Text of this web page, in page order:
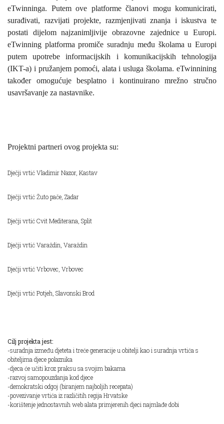
eTwinninga. Putem ove platforme članovi mogu komunicirati,
surađivati, razvijati projekte, razmjenjivati znanja i iskustva te
postati dijelom najzanimljivije obrazovne zajednice u Europi.
eTwinning platforma promiče suradnju među školama u Europi
putem upotrebe informacijskih i komunikacijskih
tehnologija
(IKT-a) i pružanjem pomoći, alata i usluga školama. eTwinnining
također omogućuje besplatno i kontinuirano mrežno stručno
usavršavanje za nastavnike.
Projektni partneri ovog projekta su:
Dječji vrtić Vladimir Nazor, Kastav
Dječji vrtić Žuto pače, Zadar
Dječji vrtić Cvit Mediterana, Split
Dječji vrtić Varaždin, Varaždin
Dječji vrtić Vrbovec, Vrbovec
Dječji vrtić Potjeh, Slavonski Brod
Cilj projekta jest:
-suradnja između djeteta i treće generacije u obitelji kao i suradnja vrtića s
obiteljima djece polaznika
-djeca će učiti kroz praksu sa svojim bakama
-razvoj samopouzdanja kod djece
-demokratski odgoj (biranjem najboljih recepata)
-povezivanje vrtića iz različitih regija Hrvatske
-korištenje jednostavnih web alata primjerenih djeci najmlađe dobi